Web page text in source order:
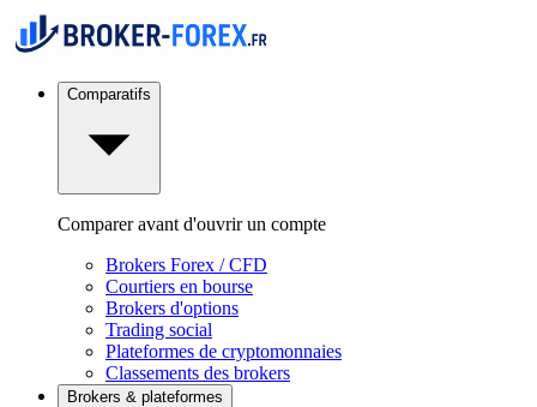
Comparatifs
Comparer avant d'ouvrir un compte
Brokers Forex / CFD
Courtiers en bourse
Brokers d'options
Trading social
Plateformes de cryptomonnaies
Classements des brokers
Brokers & plateformes